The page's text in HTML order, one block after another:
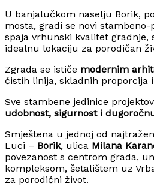
U banjalučkom naselju Borik,
mosta, gradi se novi stambeno-
spaja vrhunski kvalitet gradnje,
idealnu lokaciju za porodičan
Zgrada se ističe modernim
čistih linija, skladnih proporcija
Sve stambene jedinice
udobnost, sigurnost i
Smještena u jednoj od
Luci – Borik, ulica Milana
povezanost s centrom grada,
kompleksom, šetalištem uz
za porodični život.